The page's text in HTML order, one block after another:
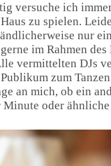
versuche ich
zu spielen.
nur
im Rahmen
vermittelten DJs
zum
an mich, ob ein
oder